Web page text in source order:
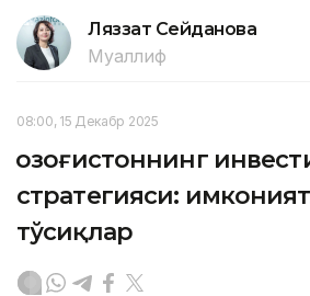
Ляззат Сейданова
Муаллиф
08:00, 15 Декабр 2025
Қозоғистоннинг
стратегияси:
тўсиқлар